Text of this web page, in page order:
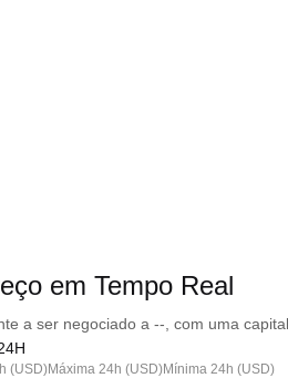
em Tempo Real
a ser negociado a --, com uma
(USD)Máxima 24h (USD)Mínima 24h (USD)